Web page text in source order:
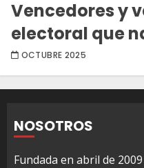
Vencedores y
electoral que
OCTUBRE 2025
NOSOTROS
Fundada en abril de